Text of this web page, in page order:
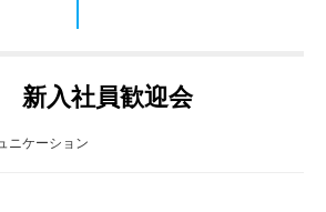
新入社員歓迎会
ニケーション